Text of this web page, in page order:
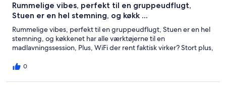
Rummelige vibes, perfekt til en gruppeudflugt,
Stuen er en hel stemning, og køkk ...
Rummelige vibes, perfekt til en gruppeudflugt, Stuen er en hel
stemning, og køkkenet har alle værktøjerne til en
madlavningssession, Plus, WiFi der rent faktisk virker? Stort plus,
0